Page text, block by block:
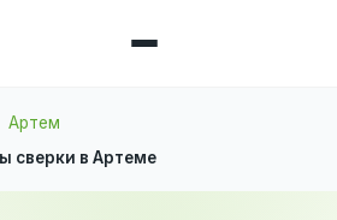
Артем
сверки в Артеме